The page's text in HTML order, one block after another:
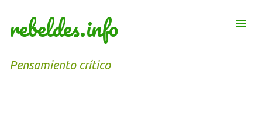
Ir al contenido principal
rebeldes.info
Pensamiento crítico